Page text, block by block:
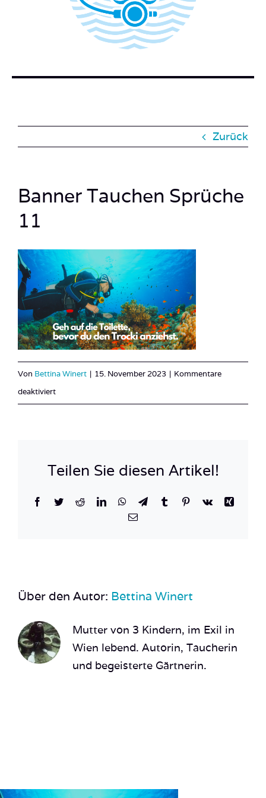
BUCH BESTELLEN
Zurück
Banner Tauchen Sprüche
11
Von Bettina Winert | 15. November 2023 | Kommentare
deaktiviertfür
11
Teilen Sie diesen Artikel!
Facebook
TwitterRedditLinkedInWhatsApp
TelegramTumblrPinterest
Vk
Xing
E-
Über den Autor: Bettina Winert
Mutter von 3 Kindern, im Exil in
Wien lebend. Autorin, Taucherin
und begeisterte Gärtnerin.